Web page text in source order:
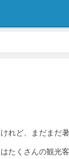
れど、まだまだ暑
たくさんの観光